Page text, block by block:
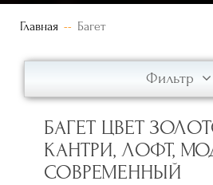
Главная Багет
Фильтр
БАГЕТ ЦВЕТ
КАНТРИ, ЛОФТ,
СОВРЕМЕННЫЙ